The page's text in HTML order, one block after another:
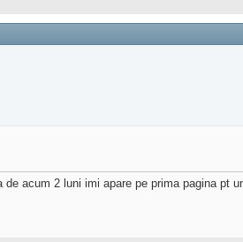
acum 2 luni imi apare pe prima pagina